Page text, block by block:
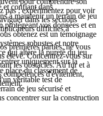
pas ; expérimentez pour voir
dans les sections
difficiles à
premières parties, ne vous
élevé. Concentrez-vous sur
les obstacles. Au fur et à
d'évitement,
et confiant dans
à maintenir un terrain de jeu
protégeant vos données et en
obtenez est un témoignage
robustes et notre
qui altère la pureté du jeu
uniquement sur la
place du classement de
véritable test de
de jeu sécurisé et
concentrer sur la construction